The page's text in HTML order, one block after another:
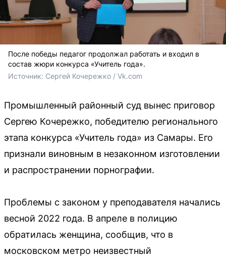
После победы педагог продолжал работать и входил в
состав жюри конкурса «Учитель года».
Источник: Сергей Кочережко / Vk.com
Промышленный районный суд вынес приговор
Сергею Кочережко, победителю регионального
этапа конкурса «Учитель года» из Самары. Его
признали виновным в незаконном изготовлении
и распространении порнографии.
Проблемы с законом у преподавателя начались
весной 2022 года. В апреле в полицию
обратилась женщина, сообщив, что в
московском метро неизвестный